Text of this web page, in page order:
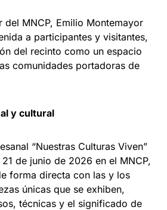
del MNCP, Emilio Montemayor
a participantes y visitantes,
del recinto como un espacio
comunidades portadoras de
y cultural
“Nuestras Culturas Viven”
de junio de 2026 en el MNCP,
forma directa con las y los
únicas que se exhiben,
técnicas y el significado de